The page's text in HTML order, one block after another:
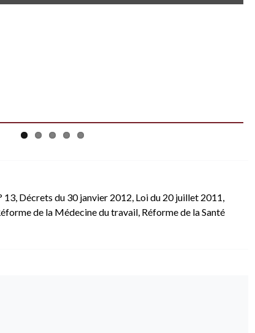
13, Décrets du 30 janvier 2012, Loi du 20 juillet 2011,
de la Médecine du travail, Réforme de la Santé